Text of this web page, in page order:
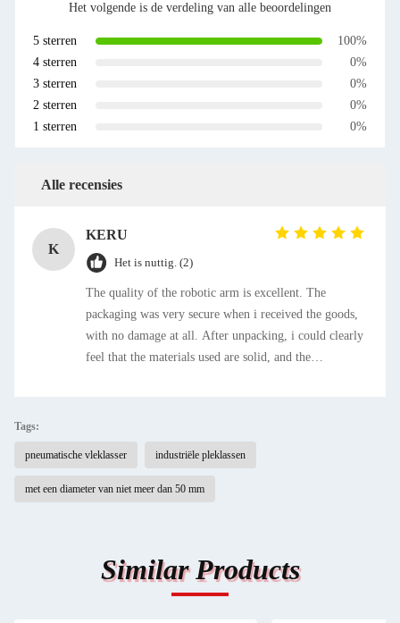
Het volgende is de verdeling van alle beoordelingen
5 sterren
100%
4 sterren
0%
3 sterren
0%
2 sterren
0%
1 sterren
0%
Alle recensies
K
KERU
Het is nuttig. (2)
The quality of the robotic arm is excellent. The
packaging was very secure when i received the goods,
with no damage at all. After unpacking, i could clearly
feel that the materials used are solid, and the
well-illustrated with both pictures and texts, which is
easy to understand. It didn& # 39;t take long to
complete the installation by following the steps.
Tags:
pneumatische vleklasser industriële pleklassen
met een diameter van niet meer dan 50 mm
Similar Products